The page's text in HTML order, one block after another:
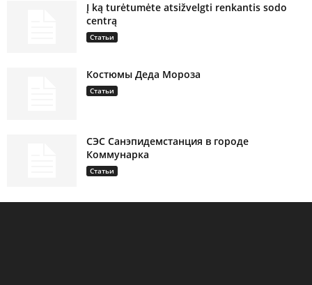
Į ką turėtumėte atsižvelgti renkantis sodo
centrą
Статьи
Костюмы Деда Мороза
Статьи
СЭС Санэпидемстанция в городе
Коммунарка
Статьи